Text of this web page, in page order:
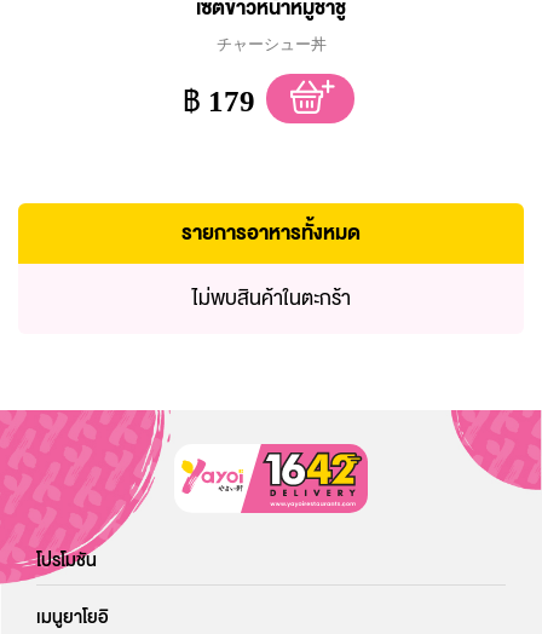
เซตข้าวหน้าหมูชาชู
チャーシュー丼
฿ 179
รายการอาหารทั้งหมด
ไม่พบสินค้าในตะกร้า
โปรโมชัน
เมนูยาโยอิ